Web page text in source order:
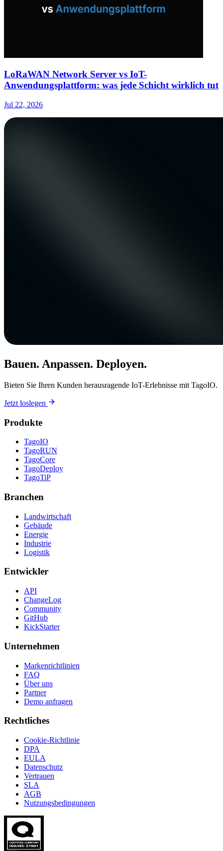
LoRaWAN Network Server vs IoT-
Anwendungsplattform: was jede Schicht wirklich tut
Jul 22, 2026
Bauen. Anpassen. Deployen.
Bieten Sie Ihren Kunden herausragende IoT-Erlebnisse mit TagoIO.
Jetzt loslegen
Produkte
TagoIO
TagoRUN
TagoCore
TagoDeploy
TagoTiP
Branchen
Landwirtschaft
Gebäude
Energie
Industrie
Logistik
Entwickler
API
ChangeLog
Community
GitHub
KickStarter
Unternehmen
Markenrichtlinien
FAQ
Über uns
Partner
Demo anfragen
Rechtliches
Cookie-Richtlinie
DPA
EULA
Datenschutz
Vertrauen
SLA
AGB
Nutzungsbedingungen